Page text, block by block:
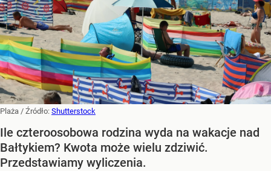
Plaża / Źródło: Shutterstock
Ile czteroosobowa rodzina wyda na wakacje nad
Bałtykiem? Kwota może wielu zdziwić.
Przedstawiamy wyliczenia.